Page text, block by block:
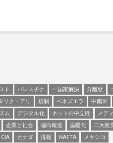
ト パレスチナ 一国家解決 分離壁
リク・アリ 規制 ベネズエラ 中南米
ム デジタル化 ネットの中立性 メデ
企業と社会 偏向報道 温暖化
二大政
CIA カナダ 諜報 NAFTA メキシコ